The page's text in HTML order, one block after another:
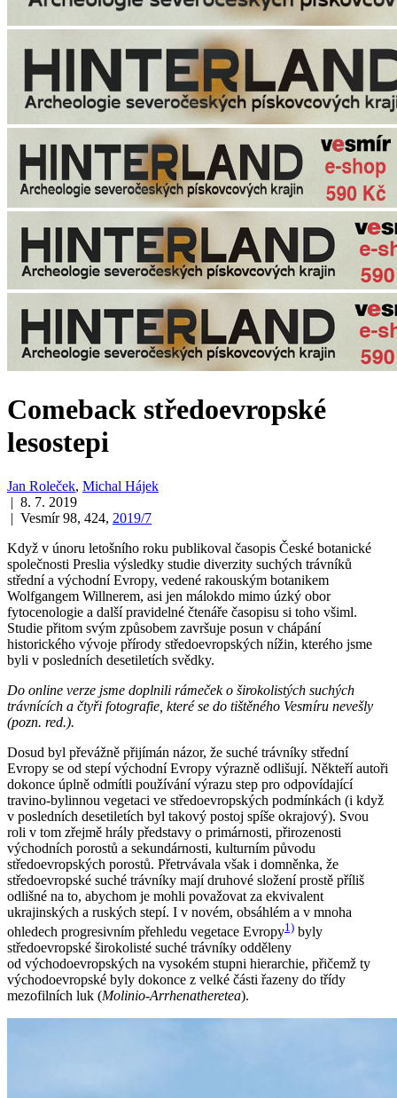
Comeback středoevropské
lesostepi
Jan Roleček, Michal Hájek
| 8. 7. 2019
| Vesmír 98, 424, 2019/7
Když v únoru letošního roku publikoval časopis České botanické
společnosti Preslia výsledky studie diverzity suchých trávníků
střední a východní Evropy, vedené rakouským botanikem
Wolfgangem Willnerem, asi jen málokdo mimo úzký obor
fytocenologie a další pravidelné čtenáře časopisu si toho všiml.
Studie přitom svým způsobem završuje posun v chápání
historického vývoje přírody středoevropských nížin, kterého jsme
byli v posledních desetiletích svědky.
Do online verze jsme doplnili rámeček o širokolistých suchých
trávnících a čtyři fotografie, které se do tištěného Vesmíru nevešly
(pozn. red.).
Dosud byl převážně přijímán názor, že suché trávníky střední
Evropy se od stepí východní Evropy výrazně odlišují. Někteří autoři
dokonce úplně odmítli používání výrazu step pro odpovídající
travino-bylinnou vegetaci ve středoevropských podmínkách (i když
v posledních desetiletích byl takový postoj spíše okrajový). Svou
roli v tom zřejmě hrály představy o primárnosti, přirozenosti
východních porostů a sekundárnosti, kulturním původu
středoevropských porostů. Přetrvávala však i domněnka, že
středoevropské suché trávníky mají druhové složení prostě příliš
odlišné na to, abychom je mohli považovat za ekvivalent
ukrajinských a ruských stepí. I v novém, obsáhlém a v mnoha
ohledech progresivním přehledu vegetace Evropy1) byly
středoevropské širokolisté suché trávníky odděleny
od východoevropských na vysokém stupni hierarchie, přičemž ty
východoevropské byly dokonce z velké části řazeny do třídy
mezofilních luk (Molinio-Arrhenatheretea).